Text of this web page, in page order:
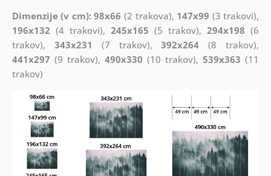
Dimenzije (v cm): 98x66 (2 trakova), 147x99 (3 trakovi),
196x132 (4 trakovi), 245x165 (5 trakov),294x198 (6
trakov), 343x231 (7 trakov),392x264 (8 trakov),
441x297 (9 trakov), 490x330 (10 trakov),539x363 (11
trakov)